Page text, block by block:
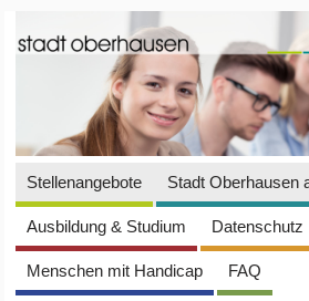
Stellenangebote Stadt Oberhausen
Ausbildung & Studium Datenschutz
Menschen mit Handicap
FAQ